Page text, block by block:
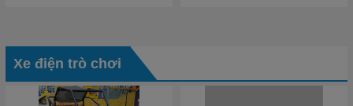
Xe điện trò chơi